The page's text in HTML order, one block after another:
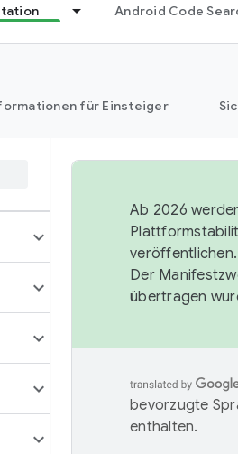
Android Code
für Einsteiger
Ab 2026
Der
übertragen
bevorzugte
enthalten.